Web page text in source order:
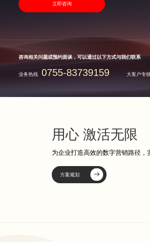
立即咨询
咨询相关问题或预约面谈，可以通过以下方式与我们联系
业务热线 0755-83739159 大客户专
用心 激活无限
为企业打造高效的数字营销路径，
方案规划